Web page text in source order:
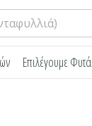
Επιλέγουμε Φυτά